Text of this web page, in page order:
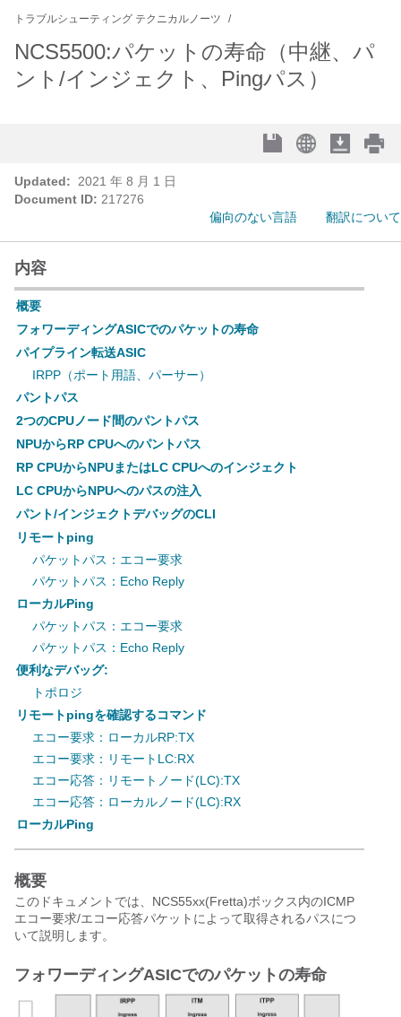
トラブルシューティング テクニカルノーツ
NCS5500:パケットの寿命（中継、パ
ント/インジェクト、Pingパス）
Updated:
2021 年 8 月 1 日
Document ID: 217276
偏向のない言語
翻訳について
内容
概要
フォワーディングASICでのパケットの寿命
パイプライン転送ASIC
IRPP（ポート用語、パーサー）
パントパス
2つのCPUノード間のパントパス
NPUからRP CPUへのパントパス
RP CPUからNPUまたはLC CPUへのインジェクト
LC CPUからNPUへのパスの注入
パント/インジェクトデバッグのCLI
リモートping
パケットパス：エコー要求
パケットパス：Echo Reply
ローカルPing
パケットパス：エコー要求
パケットパス：Echo Reply
便利なデバッグ:
トポロジ
リモートpingを確認するコマンド
エコー要求：ローカルRP:TX
エコー要求：リモートLC:RX
エコー応答：リモートノード(LC):TX
エコー応答：ローカルノード(LC):RX
ローカルPing
概要
このドキュメントでは、NCS55xx(Fretta)ボックス内のICMP
エコー要求/エコー応答パケットによって取得されるパスにつ
いて説明します。
フォワーディングASICでのパケットの寿命